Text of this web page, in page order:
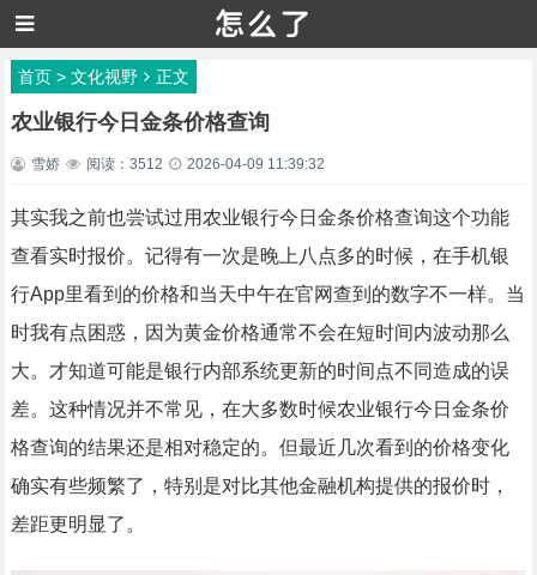
首页> 文化视野 正文
农业银行今日金条价格查询
雪娇 阅读：3512 2026-04-09 11:39:32
其实我之前也尝试过用农业银行今日金条价格查询这个功能
查看实时报价。记得有一次是晚上八点多的时候，在手机银
行App里看到的价格和当天中午在官网查到的数字不一样。当
时我有点困惑，因为黄金价格通常不会在短时间内波动那么
大。才知道可能是银行内部系统更新的时间点不同造成的误
差。这种情况并不常见，在大多数时候农业银行今日金条价
格查询的结果还是相对稳定的。但最近几次看到的价格变化
确实有些频繁了，特别是对比其他金融机构提供的报价时，
差距更明显了。